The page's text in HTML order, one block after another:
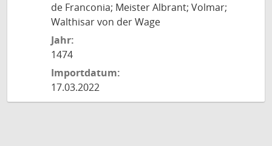
de Franconia; Meister Albrant; Volmar;
Walthisar von der Wage
Jahr:
1474
Importdatum:
17.03.2022